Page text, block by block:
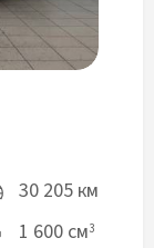
30 205 км
1 600 см3